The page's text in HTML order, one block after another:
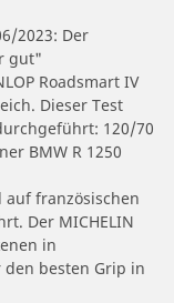
2023: Der
gut"
Roadsmart IV
Dieser Test
120/70
BMW R 1250
französischen
Der MICHELIN
in
besten Grip in